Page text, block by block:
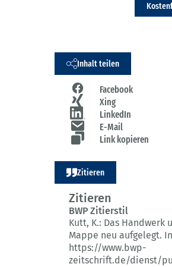
Inhalt teilen
Facebook
Xing
LinkedIn
E-Mail
Link kopieren
Zitieren
Zitieren
BWP Zitierstil
Kutt, K.: Das Handwerk
Mappe neu aufgelegt.
https://www.bwp-
zeitschrift.de/dienst/